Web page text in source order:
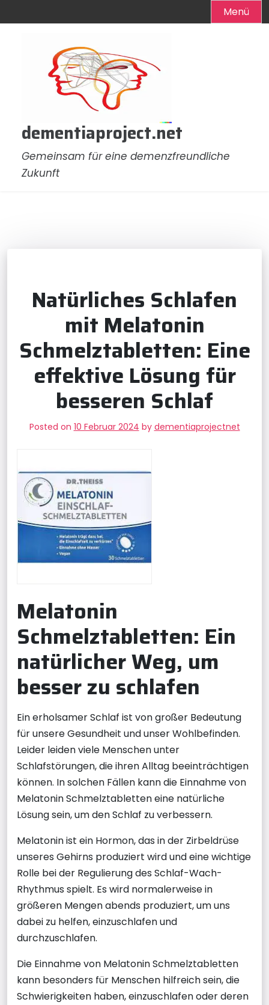
Menü
dementiaproject.net
Gemeinsam für eine demenzfreundliche
Zukunft
Natürliches Schlafen
mit Melatonin
Schmelztabletten: Eine
effektive Lösung für
besseren Schlaf
Posted on 10 Februar 2024 by dementiaprojectnet
Melatonin
Schmelztabletten: Ein
natürlicher Weg, um
besser zu schlafen
Ein erholsamer Schlaf ist von großer Bedeutung
für unsere Gesundheit und unser Wohlbefinden.
Leider leiden viele Menschen unter
Schlafstörungen, die ihren Alltag beeinträchtigen
können. In solchen Fällen kann die Einnahme von
Melatonin Schmelztabletten eine natürliche
Lösung sein, um den Schlaf zu verbessern.
Melatonin ist ein Hormon, das in der Zirbeldrüse
unseres Gehirns produziert wird und eine wichtige
Rolle bei der Regulierung des Schlaf-Wach-
Rhythmus spielt. Es wird normalerweise in
größeren Mengen abends produziert, um uns
dabei zu helfen, einzuschlafen und
durchzuschlafen.
Die Einnahme von Melatonin Schmelztabletten
kann besonders für Menschen hilfreich sein, die
Schwierigkeiten haben, einzuschlafen oder deren